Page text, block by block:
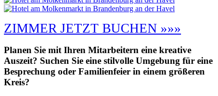
ZIMMER JETZT BUCHEN »»»
Planen Sie mit Ihren Mitarbeitern eine kreative
Auszeit? Suchen Sie eine stilvolle Umgebung für eine
Besprechung oder Familienfeier in einem größeren
Kreis?